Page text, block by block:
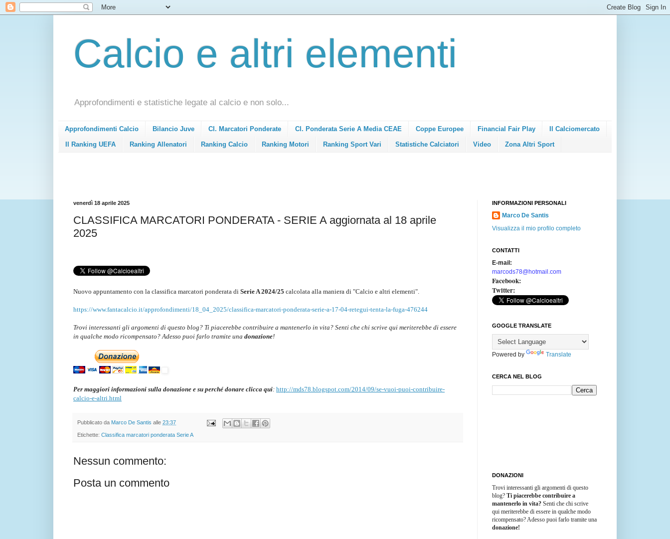
Calcio e altri elementi
Approfondimenti e statistiche legate al calcio e non solo...
Approfondimenti Calcio Bilancio Juve Cl. Marcatori Ponderate Cl. Ponderata Serie A Media CEAE Coppe Europee Financial Fair Play Il Calciomercato
Il Ranking UEFA Ranking Allenatori Ranking Calcio Ranking Motori Ranking Sport Vari Statistiche Calciatori Video Zona Altri Sport
venerdì 18 aprile 2025
CLASSIFICA MARCATORI PONDERATA - SERIE A aggiornata al 18 aprile
2025
Nuovo appuntamento con la classifica marcatori ponderata di Serie A 2024/25 calcolata alla maniera di "Calcio e altri elementi".
https://www.fantacalcio.it/approfondimenti/18_04_2025/classifica-marcatori-ponderata-serie-a-17-04-retegui-tenta-la-fuga-476244
Trovi interessanti gli argomenti di questo blog? Ti piacerebbe contribuire a mantenerlo in vita? Senti che chi scrive qui meriterebbe di essere
in qualche modo ricompensato? Adesso puoi farlo tramite una donazione!
Per maggiori informazioni sulla donazione e su perché donare clicca qui: http://mds78.blogspot.com/2014/09/se-vuoi-puoi-contribuire-
calcio-e-altri.html
Pubblicato da Marco De Santis alle 23:37
Etichette: Classifica marcatori ponderata Serie A
Nessun commento:
Posta un commento
INFORMAZIONI PERSONALI
Marco De Santis
Visualizza il mio profilo completo
CONTATTI
E-mail:
marcods78@hotmail.com
Facebook:
Twitter:
GOOGLE TRANSLATE
Powered by Translate
CERCA NEL BLOG
DONAZIONI
Trovi interessanti gli argomenti di questo
blog? Ti piacerebbe contribuire a
mantenerlo in vita? Senti che chi scrive
qui meriterebbe di essere in qualche modo
ricompensato? Adesso puoi farlo tramite una
donazione!